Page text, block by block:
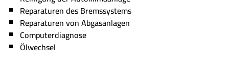
Reparaturen des Bremssystems
Reparaturen von Abgasanlagen
Computerdiagnose
Ölwechsel